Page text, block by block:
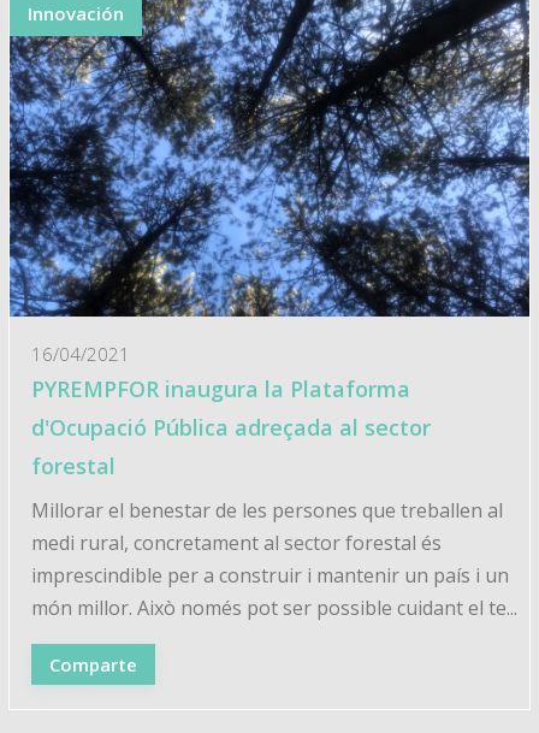
Innovación
16/04/2021
PYREMPFOR inaugura la Plataforma
d'Ocupació Pública adreçada al sector
forestal
Millorar el benestar de les persones que treballen al
medi rural, concretament al sector forestal és
imprescindible per a construir i mantenir un país i un
món millor. Això només pot ser possible cuidant el te...
Comparte